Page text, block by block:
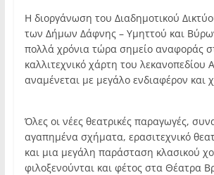
Η διοργάνωση του Διαδημοτικού
των Δήμων Δάφνης – Υμηττού και
πολλά χρόνια τώρα σημείο αναφοράς
καλλιτεχνικό χάρτη του λεκανοπεδίου
αναμένεται με μεγάλο ενδιαφέρον και
Όλες οι νέες θεατρικές παραγωγές,
αγαπημένα σχήματα, ερασιτεχνικό
και μια μεγάλη παράσταση κλασικού
φιλοξενούνται και φέτος στα Θέατρα